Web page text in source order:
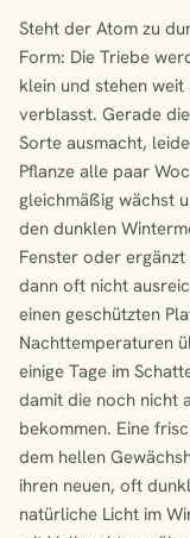
Steht der Atom zu
Form: Die Triebe
klein und stehen
verblasst. Gerade
Sorte ausmacht,
Pflanze alle paar
gleichmäßig wächst
den dunklen
Fenster oder
dann oft nicht
einen geschützten
Nachttemperaturen
einige Tage im
damit die noch nicht
bekommen. Eine
dem hellen
ihren neuen, oft
natürliche Licht im